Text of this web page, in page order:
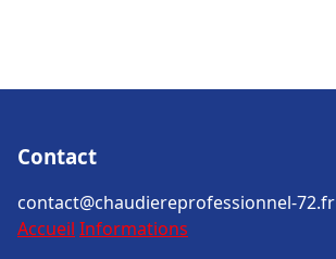
Contact
contact@chaudiereprofessionnel-72.fr
Accueil Informations